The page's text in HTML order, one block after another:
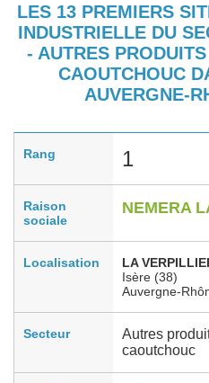
LES 13 PREMIERS
INDUSTRIELLE DU
- AUTRES
CAOUTCHOUC
AUVERGNE-
Rang 1
Raison
sociale
NEMERA
Localisation
LA
Isère (38)
Auvergne-
Secteur
Autres
caoutchouc